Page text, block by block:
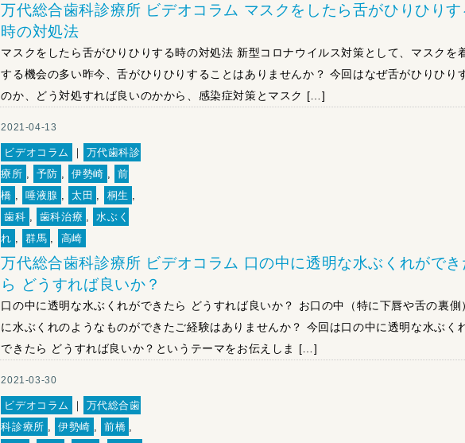
万代総合歯科診療所 ビデオコラム マスクをしたら舌がひりひりす
時の対処法
マスクをしたら舌がひりひりする時の対処法 新型コロナウイルス対策として、マスクを
する機会の多い昨今、舌がひりひりすることはありませんか？ 今回はなぜ舌がひりひり
のか、どう対処すれば良いのかから、感染症対策とマスク […]
2021-04-13
ビデオコラム ｜
万代歯科診
療所
予防 伊勢崎
前
橋
唾液腺 太田 桐生
歯科
歯科治療
水ぶく
れ
群馬 高崎
万代総合歯科診療所 ビデオコラム 口の中に透明な水ぶくれができ
ら どうすれば良いか？
口の中に透明な水ぶくれができたら どうすれば良いか？ お口の中（特に下唇や舌の裏側
に水ぶくれのようなものができたご経験はありませんか？ 今回は口の中に透明な水ぶく
できたら どうすれば良いか？というテーマをお伝えしま […]
2021-03-30
ビデオコラム ｜
万代総合歯
科診療所 , 伊勢崎 , 前橋 ,